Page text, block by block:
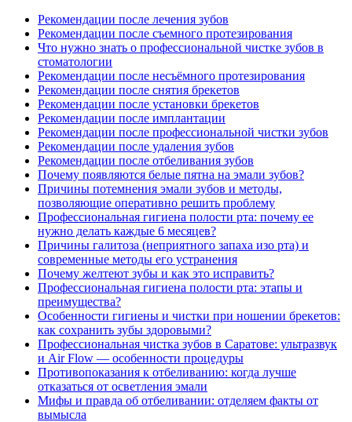
Рекомендации после лечения зубов
Рекомендации после съемного протезирования
Что нужно знать о профессиональной чистке зубов в
стоматологии
Рекомендации после несъёмного протезирования
Рекомендации после снятия брекетов
Рекомендации после установки брекетов
Рекомендации после имплантации
Рекомендации после профессиональной чистки зубов
Рекомендации после удаления зубов
Рекомендации после отбеливания зубов
Почему появляются белые пятна на эмали зубов?
Причины потемнения эмали зубов и методы,
позволяющие оперативно решить проблему
Профессиональная гигиена полости рта: почему ее
нужно делать каждые 6 месяцев?
Причины галитоза (неприятного запаха изо рта) и
современные методы его устранения
Почему желтеют зубы и как это исправить?
Профессиональная гигиена полости рта: этапы и
преимущества?
Особенности гигиены и чистки при ношении брекетов:
как сохранить зубы здоровыми?
Профессиональная чистка зубов в Саратове: ультразвук
и Air Flow — особенности процедуры
Противопоказания к отбеливанию: когда лучше
отказаться от осветления эмали
Мифы и правда об отбеливании: отделяем факты от
вымысла